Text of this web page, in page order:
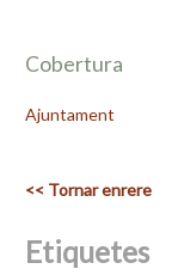
Cobertura
Ajuntament
<< Tornar enrere
Etiquetes